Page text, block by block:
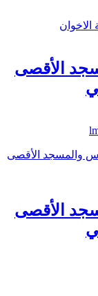
الأقصى
والمسجد الأقصى
الأقصى